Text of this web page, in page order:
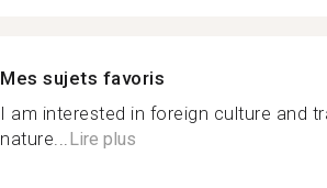
Mes sujets favoris
I am interested in foreign culture and
nature...Lire plus